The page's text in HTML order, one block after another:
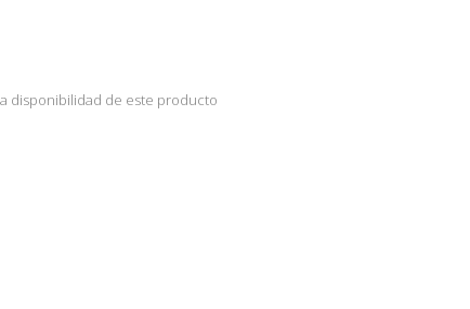
disponibilidad de este producto